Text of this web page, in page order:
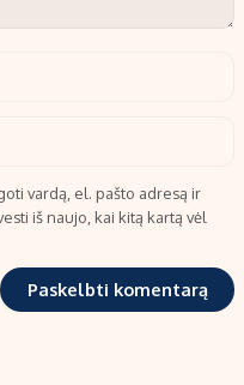
vardą, el. pašto adresą ir
iš naujo, kai kitą kartą vėl